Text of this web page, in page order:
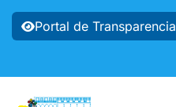
Portal de Transparencia